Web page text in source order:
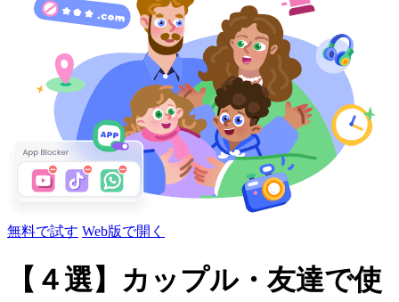
無料で試す Web版で開く
【４選】カップル・友達で使